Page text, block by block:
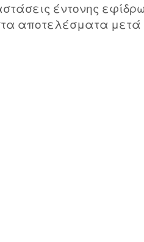
έντονης
αποτελέσματα